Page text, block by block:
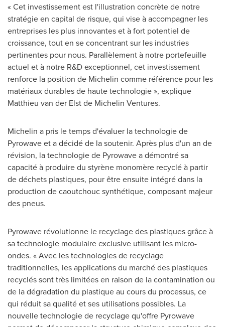
« Cet investissement est l'illustration concrète de notre
stratégie en capital de risque, qui vise à accompagner les
entreprises les plus innovantes et à fort potentiel de
croissance, tout en se concentrant sur les industries
pertinentes pour nous. Parallèlement à notre portefeuille
actuel et à notre R&D exceptionnel, cet investissement
renforce la position de Michelin comme référence pour les
matériaux durables de haute technologie », explique
Matthieu van der Elst de Michelin Ventures.
Michelin a pris le temps d'évaluer la technologie de
Pyrowave et a décidé de la soutenir. Après plus d'un an de
révision, la technologie de Pyrowave a démontré sa
capacité à produire du styrène monomère recyclé à partir
de déchets plastiques, pour être ensuite intégré dans la
production de caoutchouc synthétique, composant majeur
des pneus.
Pyrowave révolutionne le recyclage des plastiques grâce à
sa technologie modulaire exclusive utilisant les micro-
ondes. « Avec les technologies de recyclage
traditionnelles, les applications du marché des plastiques
recyclés sont très limitées en raison de la contamination ou
de la dégradation du plastique au cours du processus, ce
qui réduit sa qualité et ses utilisations possibles. La
nouvelle technologie de recyclage qu'offre Pyrowave